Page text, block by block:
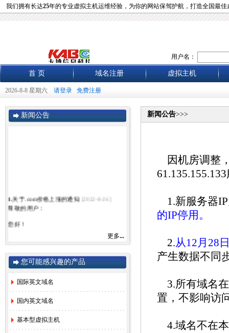
我们拥有长达25年的专业虚拟主机运维经验，为你的网站保驾护航，打造全国最佳
用户名：
首 页 域名注册 虚拟主机
2026-8-8 星期六 请登录 免费注册
新闻公告
1.关于.com价格上涨的通知 [2022-8-26]
尊敬的用户：
您好！
感谢您一直以来对赛友在线的关注和支持！
由于注册局成本上涨，我司将于2022年9月1
日开始对.com后缀域名注册和续费价格进行
调整。
.com注册首年以及续费上涨幅度5元/每年，
详情参考赛友在线域名价格总览。
赛友在线
更多...
您可能感兴趣的产品
国际英文域名
国内英文域名
基本型虚拟主机
新闻公告>>>
因机房调整
1.新服务器IP
的IP停用。
2.从12月28
产生数据不同
3.所有域名
置，不影响访
4.域名不在本